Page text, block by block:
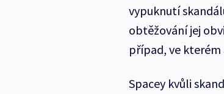
vypuknutí
obtěžování jej
případ, ve kterém
Spacey kvůli